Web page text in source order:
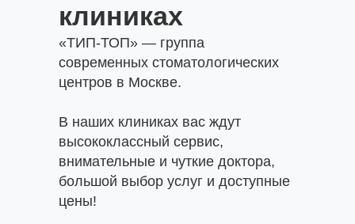
клиниках
«ТИП-ТОП» — группа
современных стоматологических
центров в Москве.
В наших клиниках вас ждут
высококлассный сервис,
внимательные и чуткие доктора,
большой выбор услуг и доступные
цены!